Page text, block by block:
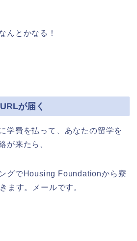
んとかなる！
が届く
学費を払って、あなたの留学を
が来たら、
グでHousing Foundationから寮
ます。メールです。